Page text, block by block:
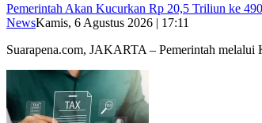
Pemerintah Akan Kucurkan Rp 20,5 Triliun ke
NewsKamis, 6 Agustus 2026 | 17:11
Suarapena.com, JAKARTA – Pemerintah